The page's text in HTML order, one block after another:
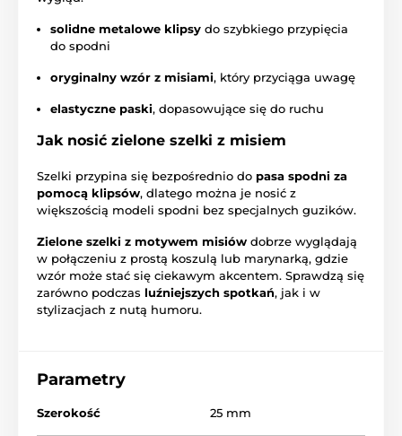
solidne metalowe klipsy do szybkiego przypięcia
do spodni
oryginalny wzór z misiami, który przyciąga uwagę
elastyczne paski, dopasowujące się do ruchu
Jak nosić zielone szelki z misiem
Szelki przypina się bezpośrednio do pasa spodni za
pomocą klipsów, dlatego można je nosić z
większością modeli spodni bez specjalnych guzików.
Zielone szelki z motywem misiów dobrze wyglądają
w połączeniu z prostą koszulą lub marynarką, gdzie
wzór może stać się ciekawym akcentem. Sprawdzą się
zarówno podczas luźniejszych spotkań, jak i w
stylizacjach z nutą humoru.
Parametry
Szerokość 25 mm